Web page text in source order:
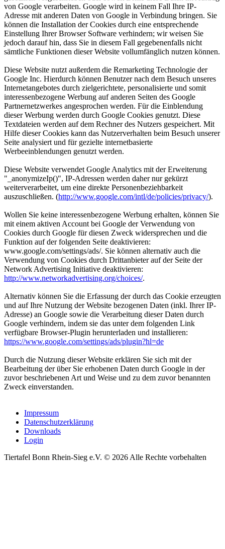
von Google verarbeiten. Google wird in keinem Fall Ihre IP-
Adresse mit anderen Daten von Google in Verbindung bringen. Sie
können die Installation der Cookies durch eine entsprechende
Einstellung Ihrer Browser Software verhindern; wir weisen Sie
jedoch darauf hin, dass Sie in diesem Fall gegebenenfalls nicht
sämtliche Funktionen dieser Website vollumfänglich nutzen können.
Diese Website nutzt außerdem die Remarketing Technologie der
Google Inc. Hierdurch können Benutzer nach dem Besuch unseres
Internetangebotes durch zielgerichtete, personalisierte und somit
interessenbezogene Werbung auf anderen Seiten des Google
Partnernetzwerkes angesprochen werden. Für die Einblendung
dieser Werbung werden durch Google Cookies genutzt. Diese
Textdateien werden auf dem Rechner des Nutzers gespeichert. Mit
Hilfe dieser Cookies kann das Nutzerverhalten beim Besuch unserer
Seite analysiert und für gezielte internetbasierte
Werbeeinblendungen genutzt werden.
Diese Website verwendet Google Analytics mit der Erweiterung
"_anonymizeIp()", IP-Adressen werden daher nur gekürzt
weiterverarbeitet, um eine direkte Personenbeziehbarkeit
auszuschließen. (http://www.google.com/intl/de/policies/privacy/).
Wollen Sie keine interessenbezogene Werbung erhalten, können Sie
mit einem aktiven Account bei Google der Verwendung von
Cookies durch Google für diesen Zweck widersprechen und die
Funktion auf der folgenden Seite deaktivieren:
www.google.com/settings/ads/. Sie können alternativ auch die
Verwendung von Cookies durch Drittanbieter auf der Seite der
Network Advertising Initiative deaktivieren:
http://www.networkadvertising.org/choices/.
Alternativ können Sie die Erfassung der durch das Cookie erzeugten
und auf Ihre Nutzung der Website bezogenen Daten (inkl. Ihrer IP-
Adresse) an Google sowie die Verarbeitung dieser Daten durch
Google verhindern, indem sie das unter dem folgenden Link
verfügbare Browser-Plugin herunterladen und installieren:
https://www.google.com/settings/ads/plugin?hl=de
Durch die Nutzung dieser Website erklären Sie sich mit der
Bearbeitung der über Sie erhobenen Daten durch Google in der
zuvor beschriebenen Art und Weise und zu dem zuvor benannten
Zweck einverstanden.
Impressum
Datenschutzerklärung
Downloads
Login
Tiertafel Bonn Rhein-Sieg e.V. © 2026 Alle Rechte vorbehalten